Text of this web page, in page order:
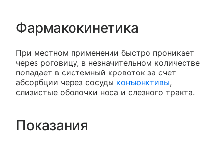
Фармакокинетика
При местном применении быстро проникает
через роговицу, в незначительном количестве
попадает в системный кровоток за счет
абсорбции через сосуды конъюнктивы,
слизистые оболочки носа и слезного тракта.
Показания